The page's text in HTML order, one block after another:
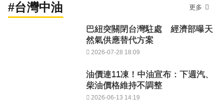
#台灣中油 更多
巴紐突關閉台灣駐處 經濟部曝天
然氣供應替代方案
2026-07-28 18:09
油價連11凍！中油宣布：下週汽、
柴油價格維持不調整
2026-06-13 14:19